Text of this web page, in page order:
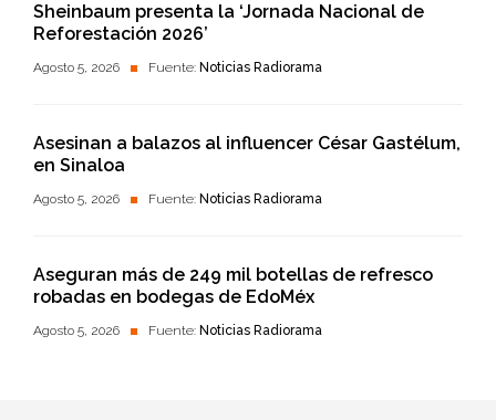
Sheinbaum presenta la ‘Jornada Nacional de
Reforestación 2026’
Agosto 5, 2026 Fuente: Noticias Radiorama
Asesinan a balazos al influencer César Gastélum,
en Sinaloa
Agosto 5, 2026 Fuente: Noticias Radiorama
Aseguran más de 249 mil botellas de refresco
robadas en bodegas de EdoMéx
Agosto 5, 2026 Fuente: Noticias Radiorama